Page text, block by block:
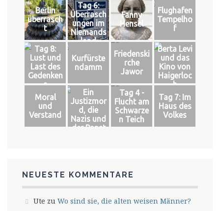
Berlin
überrasch
t
Tag 6:
Überrasch
ungen im
Niemands
land
Fanny
Hensel
Flughafen
Tempelho
f
Tag 8:
Lust und
Last des
Gedenken
s
Kurfürste
ndamm
Friedenski
rche
Jawor
Berta Levi
und das
Kino von
Haigerloc
h
Moral
und
Verstand
Ein
Justizmor
d, die
Nazis und
der Papst
Tag 4 -
Flucht am
Schwarze
n Teich
Tag 7: Im
Haus des
Volkes
NEUESTE KOMMENTARE
Ute zu Wo sind sie, die alten weisen Männer?